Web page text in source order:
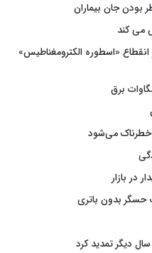
بودن جان بیماران
می کند
انقطاع «اسطوره الکترومغناطیس»
خطرناک می‌شود
در بازار
حسگر بدون باتری